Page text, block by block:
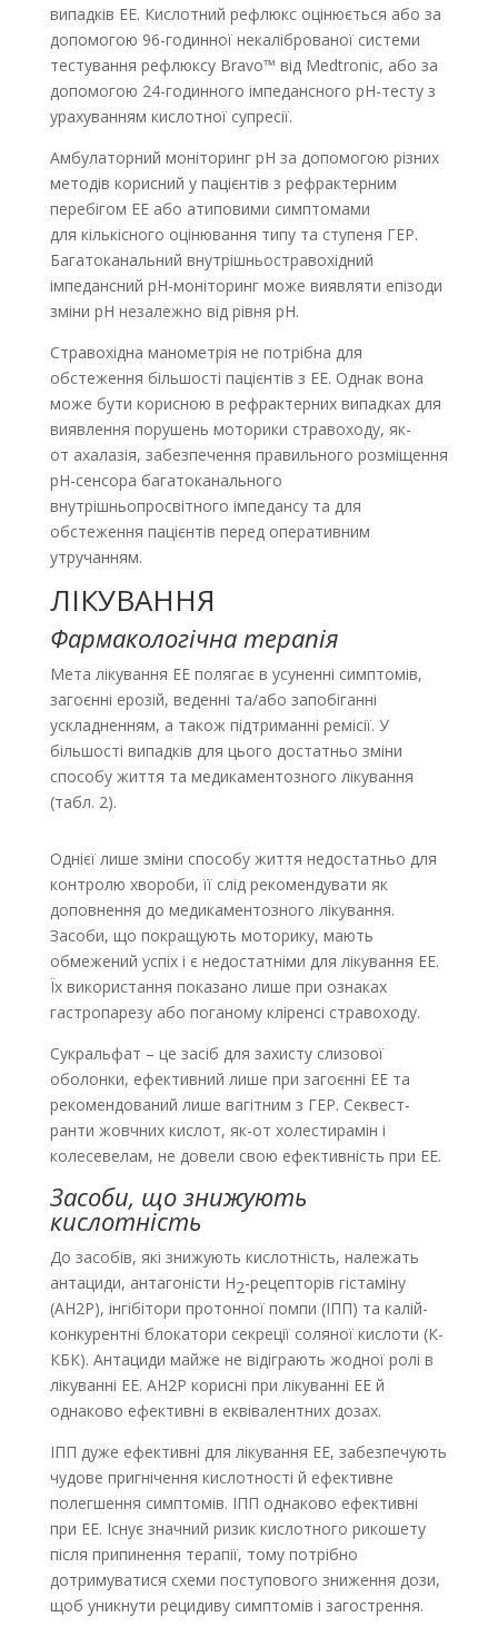
випадків ЕЕ. Кислотний рефлюкс оцінюється або за
допомогою 96-годинної некаліброваної системи
тестування рефлюксу Bravo™ від Medtronic, або за
допомогою 24-годинного імпедансного pH-тесту з
урахуванням кислотної супресії.
Амбулаторний моніторинг pH за допомогою різних
методів корисний у пацієнтів з рефрактерним
перебігом ЕЕ або атиповими симптомами
для кількісного оцінювання типу та ступеня ГЕР.
Багатоканальний внутрішньостравохідний
імпедансний рН-моніторинг може виявляти епізоди
зміни pH незалежно від рівня pH.
Стравохідна манометрія не потрібна для
обстеження більшості пацієнтів з ЕЕ. Однак вона
може бути корисною в рефрактерних випадках для
виявлення порушень моторики стравоходу, як-
от ахалазія, забезпечення правильного розміщення
pH-сенсора багатоканального
внутрішньопросвітного імпедансу та для
обстеження пацієнтів перед оперативним
утручанням.
ЛІКУВАННЯ
Фармакологічна терапія
Мета лікування EE полягає в усуненні симптомів,
загоєнні ерозій, веденні та/або запобіганні
ускладненням, а також підтриманні ремісії. У
більшості випадків для цього достатньо зміни
способу життя та медикаментозного лікування
(табл. 2).
Однієї лише зміни способу життя недостатньо для
контролю хвороби, її слід рекомендувати як
доповнення до медикаментозного лікування.
Засоби, що покращують моторику, мають
обмежений успіх і є недостатніми для лікування ЕЕ.
Їх використання показано лише при ознаках
гастропарезу або поганому кліренсі стравоходу.
Сукральфат – це засіб для захисту слизової
оболонки, ефективний лише при загоєнні ЕЕ та
рекомендований лише вагітним з ГЕР. Секвест­
ранти жовчних кислот, як-от холестирамін і
колесевелам, не довели свою ефективність при ЕЕ.
Засоби, що знижують
кислотність
До засобів, які знижують кислотність, належать
антациди, антагоністи H2-рецепторів гістаміну
(АН2Р), інгібітори протонної помпи (ІПП) та калій-
конкурентні блокатори секреції соляної кислоти (К-
КБК). Антациди майже не відіграють жодної ролі в
лікуванні ЕЕ. АН2Р корисні при лікуванні ЕЕ й
однаково ефективні в еквівалентних дозах.
ІПП дуже ефективні для лікування ЕЕ, забезпечують
чудове пригнічення кислотності й ефективне
полегшення симптомів. ІПП однаково ефективні
при ЕЕ. Існує значний ризик кислотного рикошету
після припинення терапії, тому потрібно
дотримуватися схеми поступового зниження дози,
щоб уникнути рецидиву симптомів і загострення.